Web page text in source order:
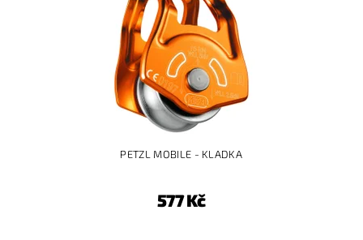
PETZL MOBILE - KLADKA
577 Kč